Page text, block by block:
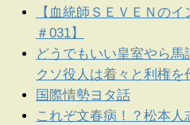
【血統師ＳＥＶＥＮの
＃031】
どうでもいい皇室やら
クソ役人は着々と利権を
国際情勢ヨタ話
これぞ文春病！？松本人